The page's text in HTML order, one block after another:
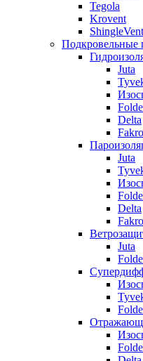
Tegola
Krovent
Подкровельные
Juta
Delta
Fakro
Juta
Delta
Fakro
Juta